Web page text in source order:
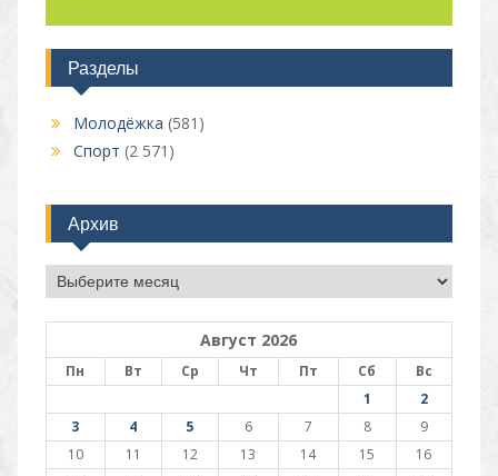
Разделы
Молодёжка (581)
Спорт (2 571)
Архив
Архив
Август 2026
Пн Вт Ср Чт Пт Сб
Вс
1
2
3
4 5 6 7 8
9
10
11 12 13 14 15
16